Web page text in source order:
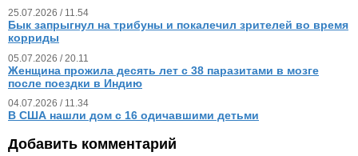
25.07.2026 / 11.54
Бык запрыгнул на трибуны и покалечил зрителей во время
корриды
05.07.2026 / 20.11
Женщина прожила десять лет с 38 паразитами в мозге
после поездки в Индию
04.07.2026 / 11.34
В США нашли дом с 16 одичавшими детьми
Добавить комментарий